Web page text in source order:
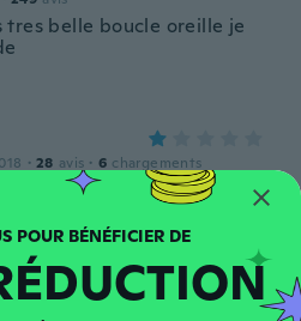
tres belle boucle oreille je
· 28 avis · 6 chargements
are very loose, can't